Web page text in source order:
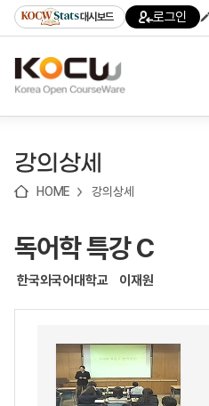
기
기
기
content)
가
대시보드 로그인
강의상세
HOME 강의상세
독어학 특강 C
한국외국어대학교 이재원